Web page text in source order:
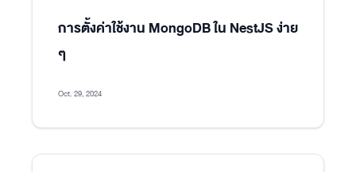
การตั้งค่าใช้งาน MongoDB ใน NestJS ง่าย
ๆ
Oct. 29, 2024